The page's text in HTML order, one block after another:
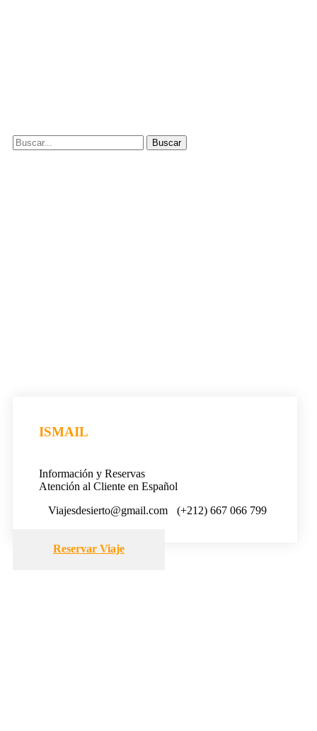
ISMAIL
Información y Reservas
Atención al Cliente en Español
Viajesdesierto@gmail.com
(+212) 667 066 799
Reservar Viaje